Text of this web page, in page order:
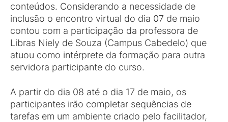
conteúdos. Considerando a necessidade de
inclusão o encontro virtual do dia 07 de maio
contou com a participação da professora de
Libras Niely de Souza (Campus Cabedelo) que
atuou como intérprete da formação para outra
servidora participante do curso.
A partir do dia 08 até o dia 17 de maio, os
participantes irão completar sequências de
tarefas em um ambiente criado pelo facilitador,